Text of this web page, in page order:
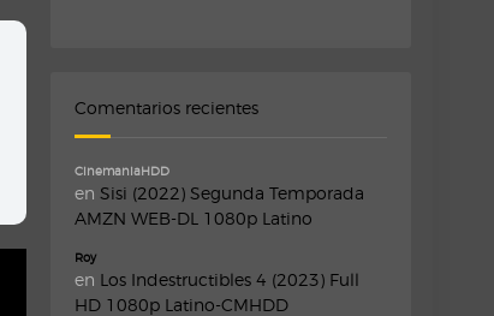
Comentarios recientes
CinemaniaHDD
en Sisi (2022) Segunda Temporada
AMZN WEB-DL 1080p Latino
Roy
en Los Indestructibles 4 (2023) Full
HD 1080p Latino-CMHDD